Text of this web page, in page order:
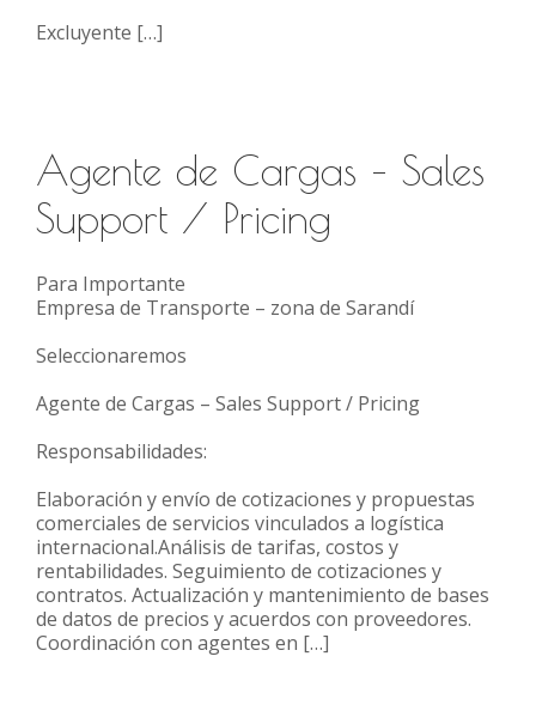
Excluyente […]
Agente de Cargas – Sales
Support / Pricing
Para Importante
Empresa de Transporte – zona de Sarandí
Seleccionaremos
Agente de Cargas – Sales Support / Pricing
Responsabilidades:
Elaboración y envío de cotizaciones y propuestas
comerciales de servicios vinculados a logística
internacional.Análisis de tarifas, costos y
rentabilidades. Seguimiento de cotizaciones y
contratos. Actualización y mantenimiento de bases
de datos de precios y acuerdos con proveedores.
Coordinación con agentes en […]